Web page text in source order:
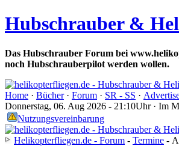
Hubschrauber &
Das Hubschrauber Forum bei
noch Hubschrauberpilot werden wollen.
Home · Bücher· Forum · SR - SS ·
Donnerstag, 06. Aug 2026 - 21:10Uhr · Im
Nutzungsvereinbarung
Helikopterfliegen.de - Forum - Termine -